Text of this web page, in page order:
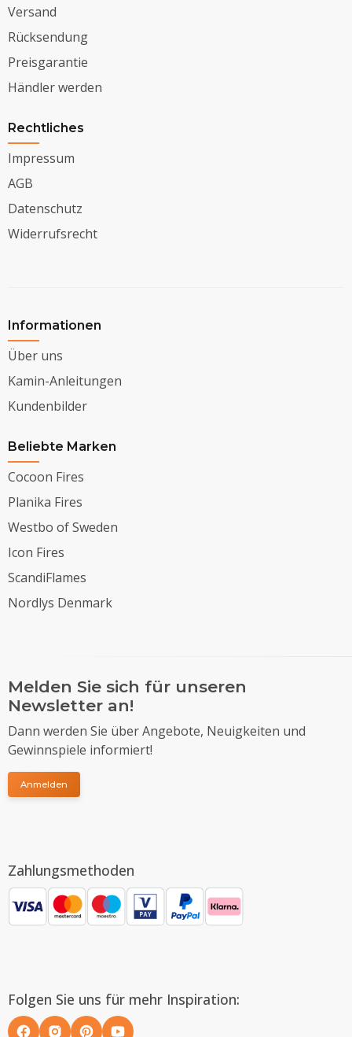
Versand
Rücksendung
Preisgarantie
Händler werden
Rechtliches
Impressum
AGB
Datenschutz
Widerrufsrecht
Informationen
Über uns
Kamin-Anleitungen
Kundenbilder
Beliebte Marken
Cocoon Fires
Planika Fires
Westbo of Sweden
Icon Fires
ScandiFlames
Nordlys Denmark
Melden Sie sich für unseren
Newsletter an!
Dann werden Sie über Angebote, Neuigkeiten und
Gewinnspiele informiert!
Anmelden
Zahlungsmethoden
Folgen Sie uns für mehr Inspiration: